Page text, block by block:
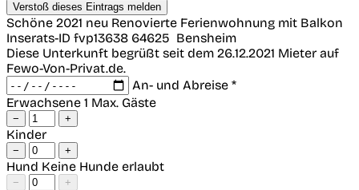
Verstoß dieses Eintrags melden
Schöne 2021 neu Renovierte Ferienwohnung mit Balkon
Inserats-ID fvp13638 64625 Bensheim
Diese Unterkunft begrüßt seit dem 26.12.2021 Mieter auf
Fewo-Von-Privat.de.
An- und Abreise *
Erwachsene 1 Max. Gäste
− +
Kinder
− +
Hund Keine Hunde erlaubt
− +